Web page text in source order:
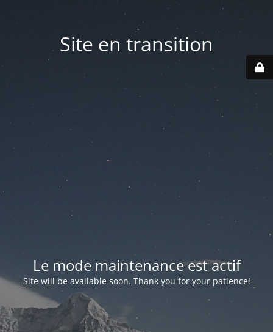
Site en transition
Le mode maintenance est actif
Site will be available soon. Thank you for your patience!